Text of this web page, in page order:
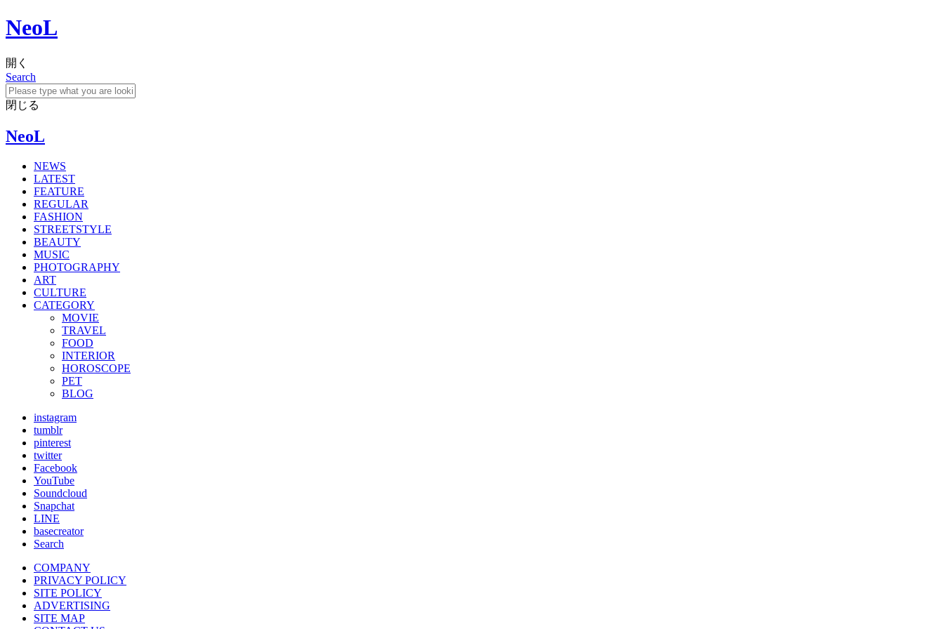
NeoL
開く
Search
閉じる
NeoL
NEWS
LATEST
FEATURE
REGULAR
FASHION
STREETSTYLE
BEAUTY
MUSIC
PHOTOGRAPHY
ART
CULTURE
CATEGORY
MOVIE
TRAVEL
FOOD
INTERIOR
HOROSCOPE
PET
BLOG
instagram
tumblr
pinterest
twitter
Facebook
YouTube
Soundcloud
Snapchat
LINE
basecreator
Search
COMPANY
PRIVACY POLICY
SITE POLICY
ADVERTISING
SITE MAP